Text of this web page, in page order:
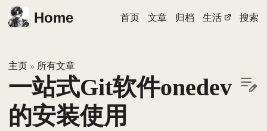
Home 首页 文章 归档 生活 搜索
主页 » 所有文章
一站式Git软件onedev
的安装使用